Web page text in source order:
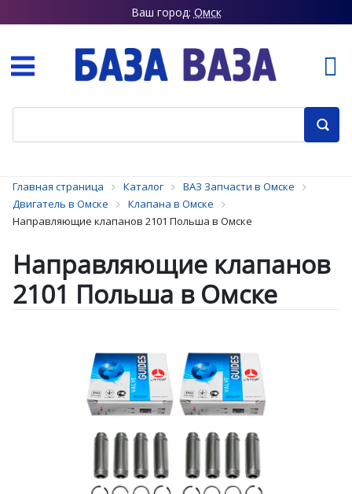
Ваш город: Омск
Главная страница Каталог
ВАЗ Запчасти в Омске
Двигатель в Омске
Клапана в Омске
Направляющие клапанов 2101 Польша в Омске
Направляющие клапанов
2101 Польша в Омске